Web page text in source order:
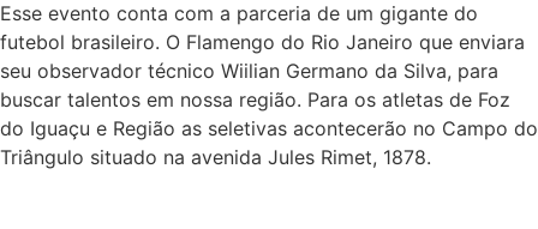
Esse evento conta com a parceria de um gigante do
futebol brasileiro. O Flamengo do Rio Janeiro que enviara
seu observador técnico Wiilian Germano da Silva, para
buscar talentos em nossa região. Para os atletas de Foz
do Iguaçu e Região as seletivas acontecerão no Campo do
Triângulo situado na avenida Jules Rimet, 1878.